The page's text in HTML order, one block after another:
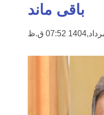
باقی ماند